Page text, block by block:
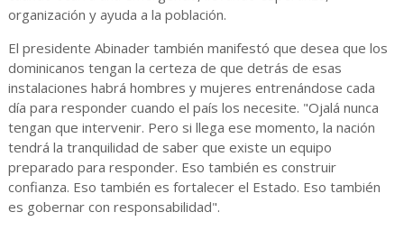
organización y ayuda a la población.
El presidente Abinader también manifestó que desea que los
dominicanos tengan la certeza de que detrás de esas
instalaciones habrá hombres y mujeres entrenándose cada
día para responder cuando el país los necesite. "Ojalá nunca
tengan que intervenir. Pero si llega ese momento, la nación
tendrá la tranquilidad de saber que existe un equipo
preparado para responder. Eso también es construir
confianza. Eso también es fortalecer el Estado. Eso también
es gobernar con responsabilidad".